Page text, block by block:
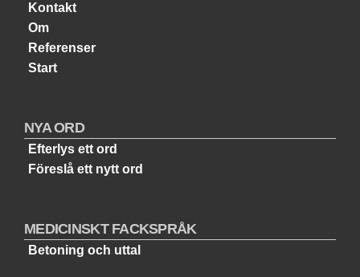
Kontakt
Om
Referenser
Start
NYA ORD
Efterlys ett ord
Föreslå ett nytt ord
MEDICINSKT FACKSPRÅK
Betoning och uttal